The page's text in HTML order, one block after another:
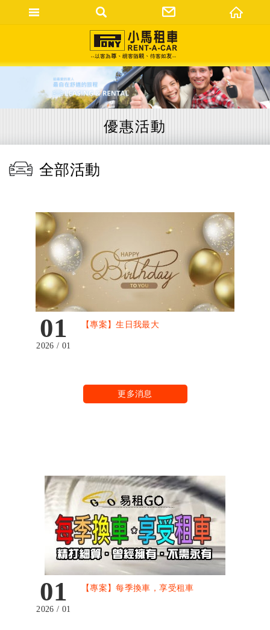
優惠活動
全部活動
01
2026 / 01
【專案】生日我最大
01
2026 / 01
【專案】每季換車，享受租車